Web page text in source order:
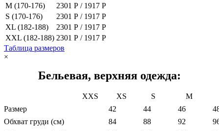
M (170-176)
2301 Р / 1917 Р
S (170-176)
2301 Р / 1917 Р
XL (182-188)
2301 Р / 1917 Р
XXL (182-188) 2301 Р / 1917 Р
Таблица размеров
×
Бельевая, верхняя одежда:
XXS XS S
M
Размер
42 44 46
Обхват груди (см)
84 88 92